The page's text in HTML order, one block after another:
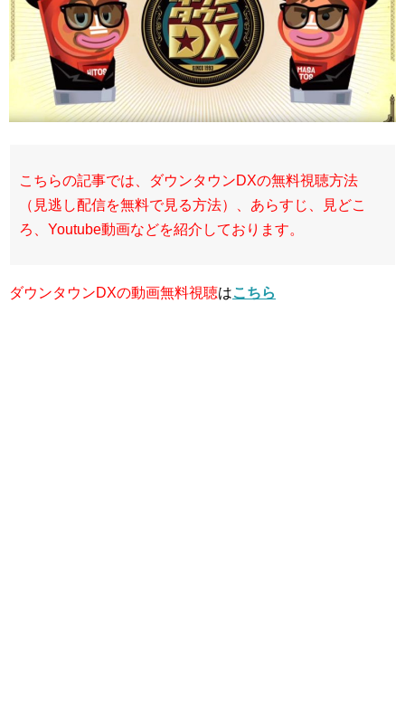
こちらの記事では、ダウンタウンDXの無料視聴方法
（見逃し配信を無料で見る方法）、あらすじ、見どこ
ろ、Youtube動画などを紹介しております。
ダウンタウンDXの動画無料視聴はこちら